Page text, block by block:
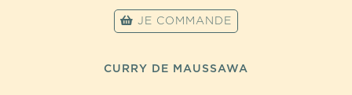
JE COMMANDE
CURRY DE MAUSSAWA